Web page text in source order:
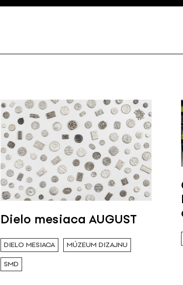
Dielo mesiaca AUGUST
DIELO MESIACA MÚZEUM DIZAJNU
SMD